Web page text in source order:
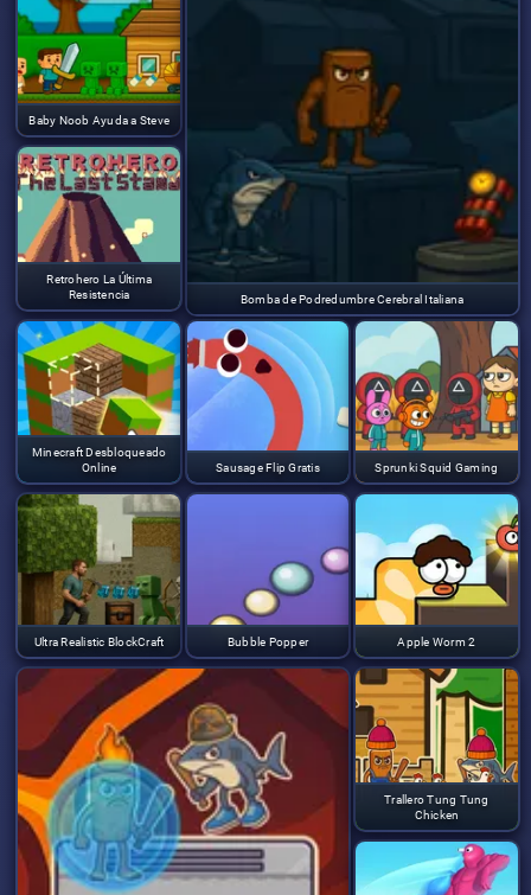
Baby Noob Ayuda a Steve
Bomba de Podredumbre Cerebral Italiana
Retrohero La Última
Resistencia
Minecraft Desbloqueado
Online
Sausage Flip Gratis Sprunki Squid Gaming
Ultra Realistic BlockCraft Bubble Popper Apple Worm 2
Trallero Tung Tung
Chicken